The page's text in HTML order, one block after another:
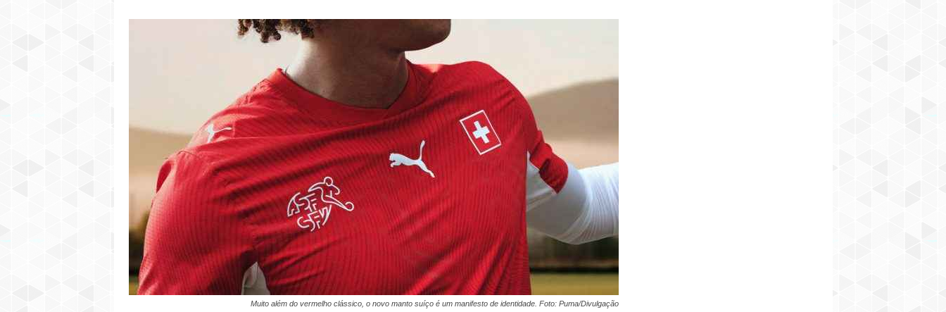
Muito além do vermelho clássico, o novo manto suíço é um manifesto de identidade. Foto: Puma/Divulgação